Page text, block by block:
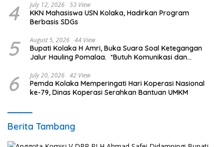
4 July 12, 2026 53 View
KKN Mahasiswa USN Kolaka, Hadirkan Program
Berbasis SDGs
5 August 5, 2026 44 View
Bupati Kolaka H Amri, Buka Suara Soal Ketegangan
Jalur Hauling Pomalaa. *Butuh Komunikasi dan
6 July 20, 2026 42 View
Pemda Kolaka Memperingati Hari Koperasi Nasional
ke-79, Dinas Koperasi Serahkan Bantuan UMKM
Berita Tambang